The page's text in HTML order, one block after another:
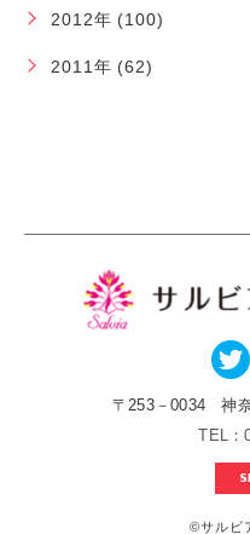
2012年 (100)
2011年 (62)
〒253－0034 神
TEL：
©️サルビ